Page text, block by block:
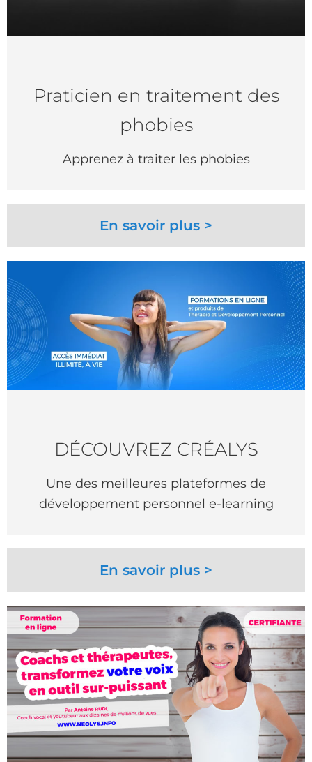
Praticien en traitement des
phobies
Apprenez à traiter les phobies
En savoir plus >
DÉCOUVREZ CRÉALYS
Une des meilleures plateformes de
développement personnel e-learning
En savoir plus >